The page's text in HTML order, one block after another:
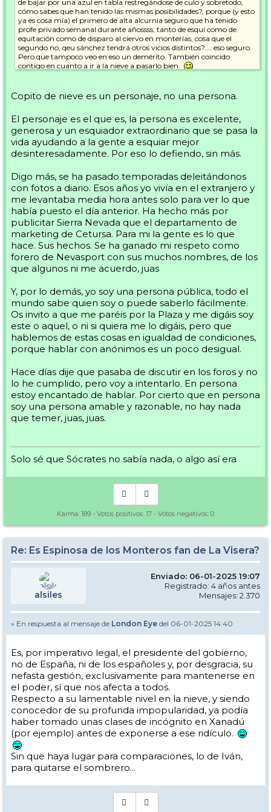
de bajar por una azul en tabla restregándose de culo y sobretodo,
cómo sabes que han tenido las mismas posibilidades?, porque (y esto
ya es cosa mía) el primero de alta alcurnia seguro que ha tenido
profe privado semanal durante añossss, tanto de esquí como de
equitación como de disparo al ciervo en monterías, cosa que el
segundo no, qeu sánchez tendrá otros vicios distintos?.... eso seguro.
Pero que tampoco veo en eso un demérito. También coincido
contigo en cuanto a ir a la nieve a pasarlo bien.
él, aparte de que me aburre, lo resumo en un odiador de los "dadores"
del curvin... igual es que sabe más que nadie por veterano y se cree
igual.
Lo que sí que digo es que cuando uno se posiciona políticamente en
un foro de esquí queda expuesto. Y este tipo ha metido su cuña
política, y no oblicua. O por lo menos yo no lo veo así.
Dejo este tema.
Saludos Carolo.
Copito de nieve es un personaje, no una persona.
El personaje es el que es, la persona es excelente,
generosa y un esquiador extraordinario que se pasa la
vida ayudando a la gente a esquiar mejor
desinteresadamente. Por eso lo defiendo, sin más.
Digo más, se ha pasado temporadas deleitándonos
con fotos a diario. Esos años yo vivía en el extranjero y
me levantaba media hora antes solo para ver lo que
había puesto el día anterior. Ha hecho más por
publicitar Sierra Nevada que el departamento de
marketing de Cetursa. Para mi la gente es lo que
hace. Sus hechos. Se ha ganado mi respeto como
forero de Nevasport con sus muchos nombres, de los
que algunos ni me acuerdo, juas
Y, por lo demás, yo soy una persona pública, todo el
mundo sabe quien soy o puede saberlo fácilmente.
Os invito a que me paréis por la Plaza y me digáis soy
este o aquel, o ni si quiera me lo digáis, pero que
hablemos de estas cosas en igualdad de condiciones,
porque hablar con anónimos es un poco desigual.
Hace días dije que pasaba de discutir en los foros y no
lo he cumplido, pero voy a intentarlo. En persona
estoy encantado de hablar. Por cierto que en persona
soy una persona amable y razonable, no hay nada
que temer, juas, juas.
Solo sé que Sócrates no sabía nada, o algo así era
Karma: 189 - Votos positivos: 17 - Votos negativos: 0
Re: Es Espinosa de los Monteros fan de La Visera?
alsiles
Enviado: 06-01-2025 19:07
Registrado: 4 años antes
Mensajes: 2.370
» En respuesta al mensaje de London Eye del 06-01-2025 14:40
Es, por imperativo legal, el presidente del gobierno,
no de España, ni de los españoles y, por desgracia, su
nefasta gestión, exclusivamente para mantenerse en
el poder, sí que nos afecta a todos.
Respecto a su lamentable nivel en la nieve, y siendo
conocedor de su profunda impopularidad, ya podía
haber tomado unas clases de incógnito en Xanadú
(por ejemplo) antes de exponerse a ese ridículo.
Sin que haya lugar para comparaciones, lo de Iván,
para quitarse el sombrero...